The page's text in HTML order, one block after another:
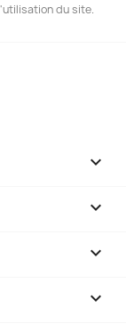
du site.



keyboard_arrow_down